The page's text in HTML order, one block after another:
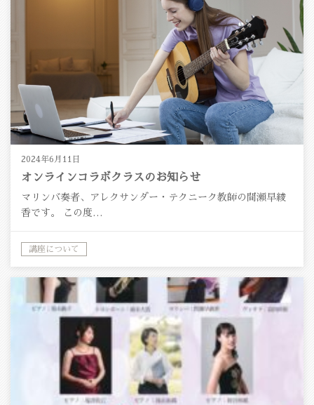
2024年6月11日
オンラインコラボクラスのお知らせ
マリンバ奏者、アレクサンダー・テクニーク教師の間瀬早綾
香です。 この度…
講座について